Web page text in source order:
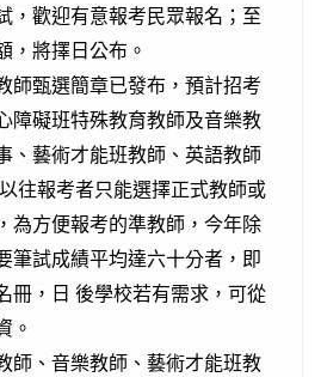
，歡迎有意報考民眾報名；至
，將擇日公布。
師甄選簡章已發布，預計招考
障礙班特殊教育教師及音樂教
、藝術才能班教師、英語教師
往報考者只能選擇正式教師或
為方便報考的準教師，今年除
筆試成績平均達六十分者，即
冊，日 後學校若有需求，可從
。
師、音樂教師、藝術才能班教